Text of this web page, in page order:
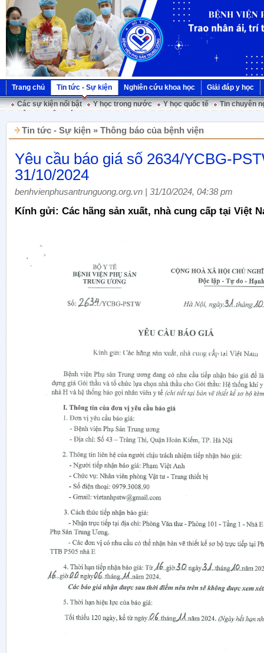
Trang chủ Tin tức - Sự kiện Nghiên cứu khoa học
Giải đáp y học
Các sự kiện nổi bật
Y học trong nước Y học quốc tế
Tin chuyên
Tin tức - Sự kiện » Thông báo của bệnh viện
Yêu cầu báo giá số 2634/YCBG-
31/10/2024
benhvienphusantrunguong.org.vn | 31/10/2024, 04:38 pm
Kính gửi: Các hãng sản xuất, nhà cung cấp tại Việt